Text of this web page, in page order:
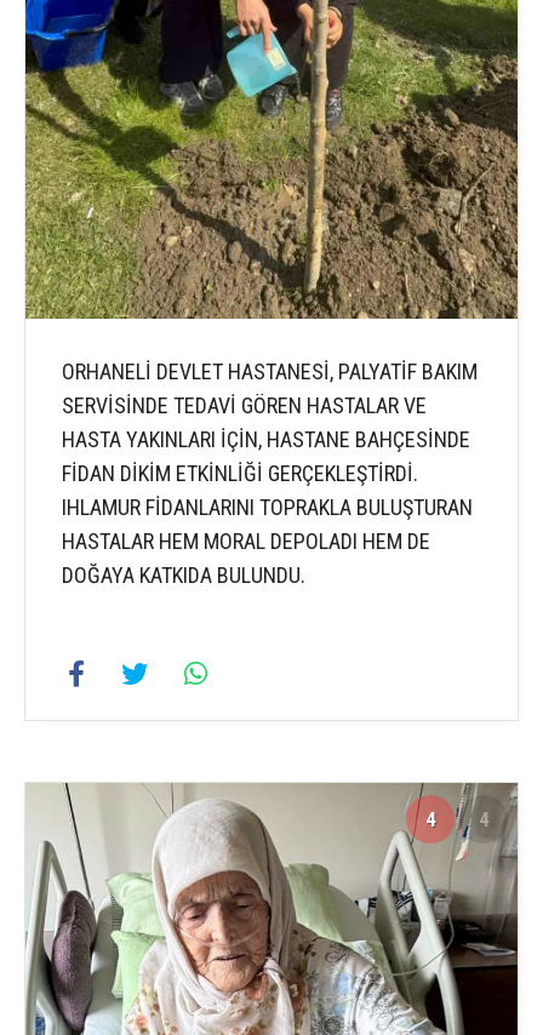
ORHANELİ DEVLET HASTANESİ, PALYATİF BAKIM
SERVİSİNDE TEDAVİ GÖREN HASTALAR VE
HASTA YAKINLARI İÇİN, HASTANE BAHÇESİNDE
FİDAN DİKİM ETKİNLİĞİ GERÇEKLEŞTİRDİ.
IHLAMUR FİDANLARINI TOPRAKLA BULUŞTURAN
HASTALAR HEM MORAL DEPOLADI HEM DE
DOĞAYA KATKIDA BULUNDU.
4 4